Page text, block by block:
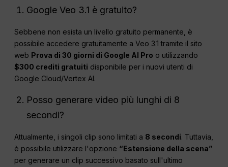
Google Veo 3.1 è gratuito?
Sebbene non esista un livello gratuito permanente, è
possibile accedere gratuitamente a Veo 3.1 tramite il sito
web Prova di 30 giorni di Google AI Pro o utilizzando
$300 crediti gratuiti disponibile per i nuovi utenti di
Google Cloud/Vertex AI.
Posso generare video più lunghi di 8
secondi?
Attualmente, i singoli clip sono limitati a 8 secondi. Tuttavia,
è possibile utilizzare l'opzione “Estensione della scena”
per generare un clip successivo basato sull'ultimo